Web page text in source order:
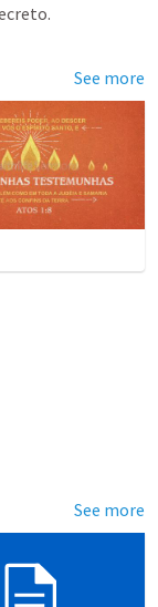
See more
See more